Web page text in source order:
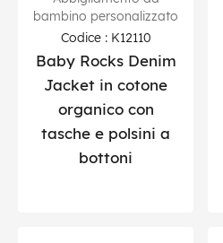
bambino personalizzato
Codice : K12110
Baby Rocks Denim
Jacket in cotone
organico con
tasche e polsini a
bottoni